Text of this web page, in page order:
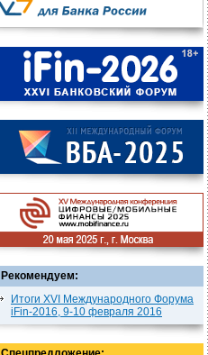
Рекомендуем:
Итоги XVI Международного Форума
iFin-2016, 9-10 февраля 2016